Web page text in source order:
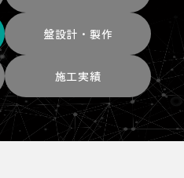
盤設計・製作
施工実績